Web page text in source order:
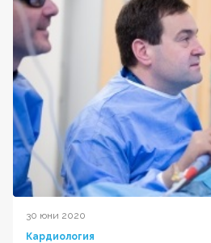
30 юни 2020
Кардиология